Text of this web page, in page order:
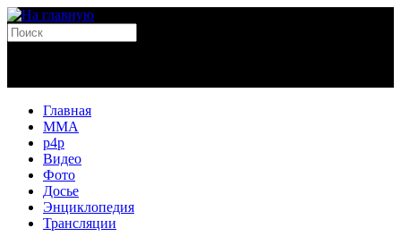
Главная
MMA
p4p
Видео
Фото
Досье
Энциклопедия
Трансляции